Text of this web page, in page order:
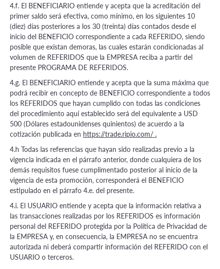
4.f. El BENEFICIARIO entiende y acepta que la acreditación del
primer saldo será efectiva, como mínimo, en los siguientes 10
(diez) días posteriores a los 30 (treinta) días contados desde el
inicio del BENEFICIO correspondiente a cada REFERIDO, siendo
posible que existan demoras, las cuales estarán condicionadas al
volumen de REFERIDOS que la EMPRESA reciba a partir del
presente PROGRAMA DE REFERIDOS.
4.g. El BENEFICIARIO entiende y acepta que la suma máxima que
podrá recibir en concepto de BENEFICIO correspondiente a todos
los REFERIDOS que hayan cumplido con todas las condiciones
del procedimiento aquí establecido será del equivalente a USD
500 (Dólares estadounidenses quinientos) de acuerdo a la
cotización publicada en https://trade.ripio.com/ .
4.h Todas las referencias que hayan sido realizadas previo a la
vigencia indicada en el párrafo anterior, donde cualquiera de los
demás requisitos fuese cumplimentado posterior al inicio de la
vigencia de esta promoción, corresponderá el BENEFICIO
estipulado en el párrafo 4.e. del presente.
4.i. El USUARIO entiende y acepta que la información relativa a
las transacciones realizadas por los REFERIDOS es información
personal del REFERIDO protegida por la Política de Privacidad de
la EMPRESA y, en consecuencia, la EMPRESA no se encuentra
autorizada ni deberá compartir información del REFERIDO con el
USUARIO o terceros.